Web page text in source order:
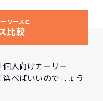
リースと
比較
人向けカーリー
べばいいのでしょう